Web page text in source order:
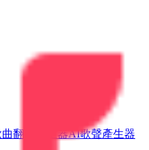
曲翻唱產生器AI歌聲產生器